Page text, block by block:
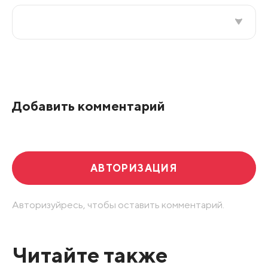
Добавить комментарий
АВТОРИЗАЦИЯ
Авторизуйресь, чтобы оставить комментарий.
Читайте также